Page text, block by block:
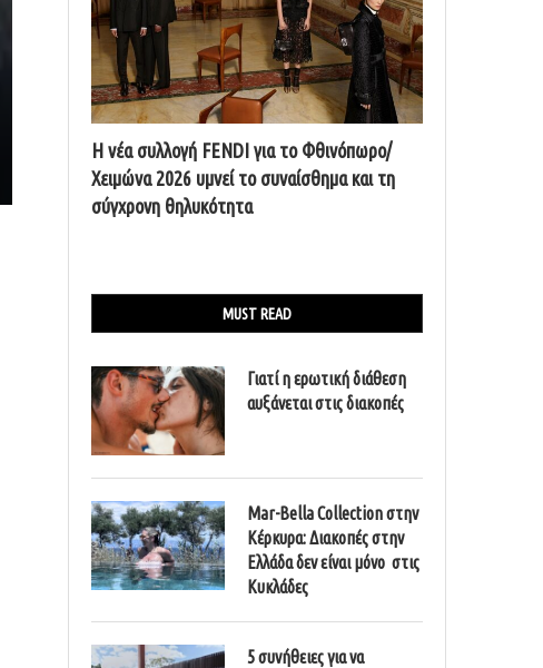
Η νέα συλλογή FENDI για το Φθινόπωρο/
Χειμώνα 2026 υμνεί το συναίσθημα και τη
σύγχρονη θηλυκότητα
MUST READ
Γιατί η ερωτική διάθεση
αυξάνεται στις διακοπές
Mar-Bella Collection στην
Κέρκυρα: Διακοπές στην
Ελλάδα δεν είναι μόνο στις
Κυκλάδες
5 συνήθειες για να